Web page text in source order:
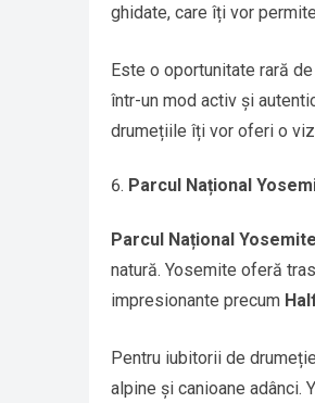
ghidate, care îți vor
Este o oportunitate rară
într-un mod activ și
drumețiile îți vor oferi o
Parcul Național
Parcul Național Yosemite
natură. Yosemite oferă
impresionante precum
Pentru iubitorii de
alpine și canioane adânci.